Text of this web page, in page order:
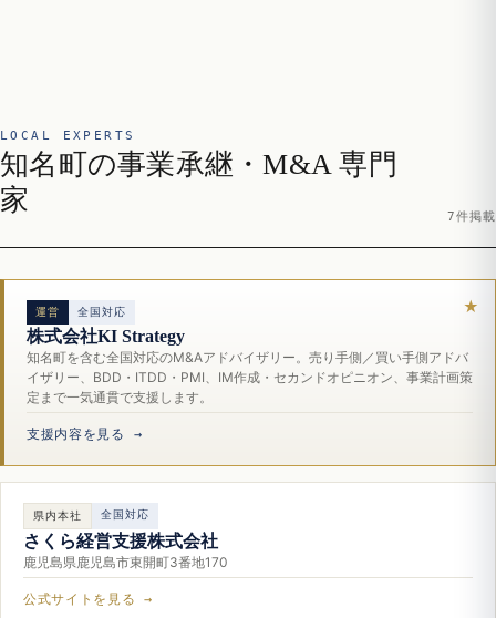
LOCAL EXPERTS
知名町の事業承継・M&A 専門
家
7件掲載
運営 全国対応
株式会社KI Strategy
知名町を含む全国対応のM&Aアドバイザリー。売り手側／買い手側アドバ
イザリー、BDD・ITDD・PMI、IM作成・セカンドオピニオン、事業計画策
定まで一気通貫で支援します。
支援内容を見る →
県内本社 全国対応
さくら経営支援株式会社
鹿児島県鹿児島市東開町3番地170
公式サイトを見る →